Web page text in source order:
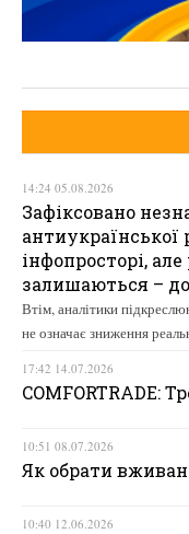
14:24 05.08.2026
Зафіксовано
інфопросторі,
залишаються –
Втім, аналітики
не означає зниження
17:42 14.07.2026
COMFORTRADE:
10:51 08.07.2026
Як обрати
10:40 12.06.2026